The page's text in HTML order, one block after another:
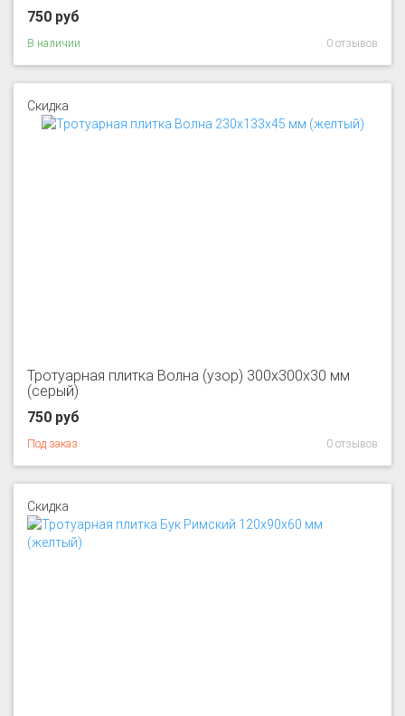
750 руб
В наличии 0 отзывов
Скидка
Тротуарная плитка Волна (узор) 300x300x30 мм
(серый)
750 руб
Под заказ 0 отзывов
Скидка